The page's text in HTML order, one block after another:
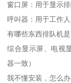
窗口屏：用于显示
呼叫器：用于工作
有哪些东西排队机
综合显示屏、电视
器一致）
我不懂安装，怎么办